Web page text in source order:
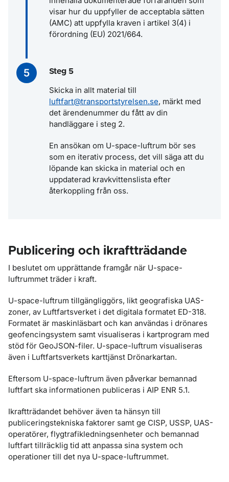
visar hur du uppfyller de acceptabla sätten
(AMC) att uppfylla kraven i artikel 3(4) i
förordning (EU) 2021/664.
Steg 5
Skicka in allt material till
luftfart@transportstyrelsen.se, märkt med
det ärendenummer du fått av din
handläggare i steg 2.
En ansökan om U-space-luftrum bör ses
som en iterativ process, det vill säga att du
löpande kan skicka in material och en
uppdaterad kravkvittenslista efter
återkoppling från oss.
Publicering och ikraftträdande
I beslutet om upprättande framgår när U-space-
luftrummet träder i kraft.
U-space-luftrum tillgängliggörs, likt geografiska UAS-
zoner, av Luftfartsverket i det digitala formatet ED-318.
Formatet är maskinläsbart och kan användas i drönares
geofencingsystem samt visualiseras i kartprogram med
stöd för GeoJSON-filer. U-space-luftrum visualiseras
även i Luftfartsverkets karttjänst Drönarkartan.
Eftersom U-space-luftrum även påverkar bemannad
luftfart ska informationen publiceras i AIP ENR 5.1.
Ikraftträdandet behöver även ta hänsyn till
publiceringstekniska faktorer samt ge CISP, USSP, UAS-
operatörer, flygtrafikledningsenheter och bemannad
luftfart tillräcklig tid att anpassa sina system och
operationer till det nya U-space-luftrummet.